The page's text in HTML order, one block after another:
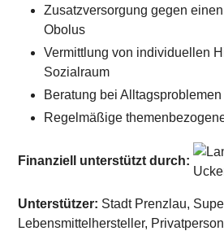
Zusatzversorgung gegen
Obolus
Vermittlung von individuellen
Sozialraum
Beratung bei Alltagsproblemen
Regelmäßige
Finanziell unterstützt durch:
Unterstützer: Stadt Prenzlau,
Lebensmittelhersteller,